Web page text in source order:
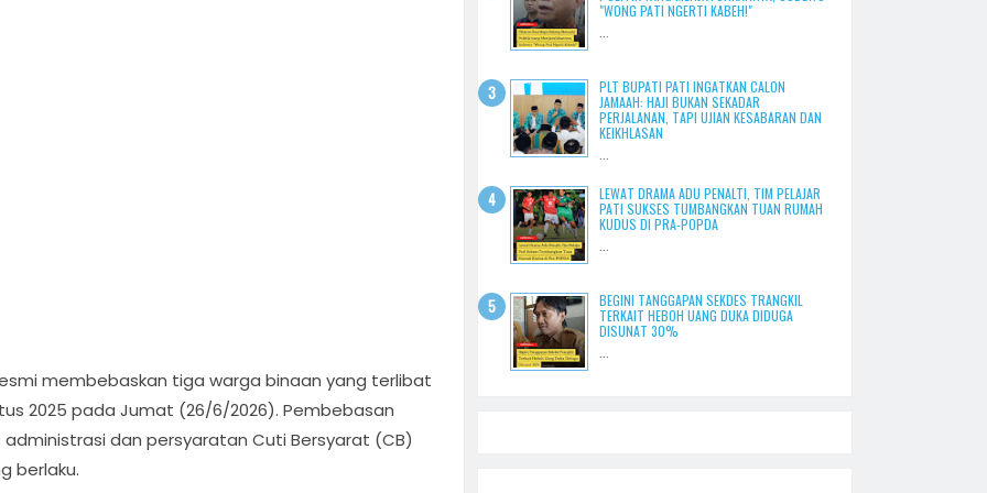
membebaskan tiga warga binaan yang terlibat
2025 pada Jumat (26/6/2026). Pembebasan
dan persyaratan Cuti Bersyarat (CB)
berlaku.
"WONG PATI NGERTI KABEH!"
PLT BUPATI PATI INGATKAN CALON
JAMAAH: HAJI BUKAN SEKADAR
PERJALANAN, TAPI UJIAN KESABARAN DAN
KEIKHLASAN
LEWAT DRAMA ADU PENALTI, TIM PELAJAR
PATI SUKSES TUMBANGKAN TUAN RUMAH
KUDUS DI PRA-POPDA
BEGINI TANGGAPAN SEKDES TRANGKIL
TERKAIT HEBOH UANG DUKA DIDUGA
DISUNAT 30%